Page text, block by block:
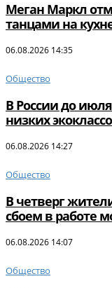
Меган Маркл
танцами на
06.08.2026 14:35
Общество
В России до
низких
06.08.2026 14:27
Общество
В четверг
сбоем в работе
06.08.2026 14:07
Общество